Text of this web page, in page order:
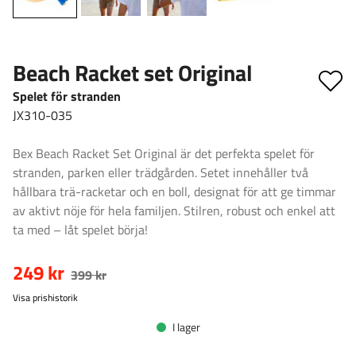
Beach Racket set Original
Spelet för stranden
JX310-035
Bex Beach Racket Set Original är det perfekta spelet för
stranden, parken eller trädgården. Setet innehåller två
hållbara trä-racketar och en boll, designat för att ge timmar
av aktivt nöje för hela familjen. Stilren, robust och enkel att
ta med – låt spelet börja!
249 kr 399 kr
Visa prishistorik
I lager